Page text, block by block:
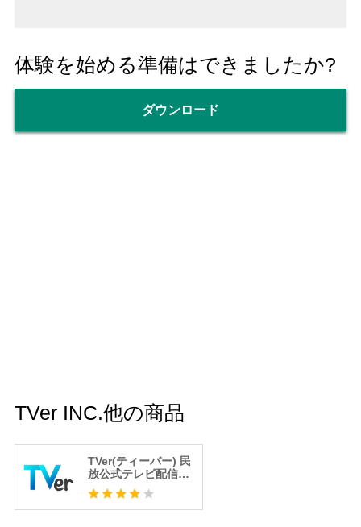
体験を始める準備はできましたか?
ダウンロード
TVer INC.他の商品
TVer(ティーバー) 民
放公式テレビ配信サ
ービス